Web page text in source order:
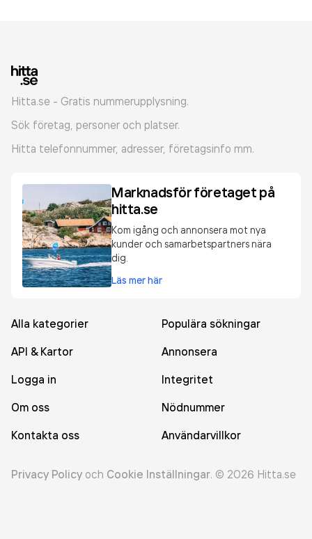
Hitta.se - Gratis nummerupplysning.
Sök företag, personer och platser.
Hitta telefonnummer, adresser, företagsinfo mm.
Marknadsför företaget på
hitta.se
Kom igång och annonsera mot nya
kunder och samarbetspartners nära
dig.
Läs mer här
Alla kategorier
Populära sökningar
API & Kartor
Annonsera
Logga in
Integritet
Om oss
Nödnummer
Kontakta oss
Användarvillkor
Privacy Policy och Cookie Inställningar. © 2026 Hitta.se